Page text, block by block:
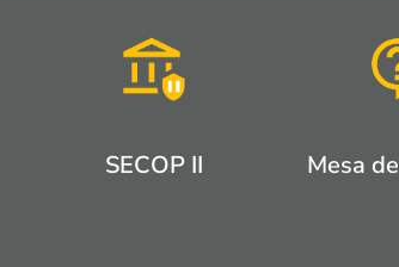
SECOP II Mesa